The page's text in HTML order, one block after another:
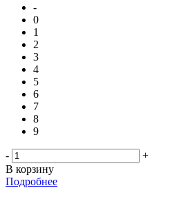
-
0
1
2
3
4
5
6
7
8
9
-
+
В корзину
Подробнее